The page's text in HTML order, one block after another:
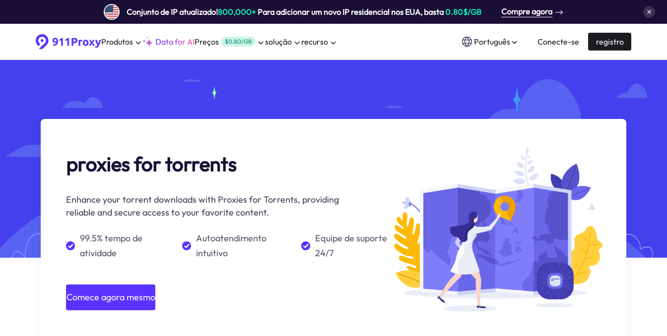
Conjunto de IP atualizado!800,000+ Para adicionar um novo IP residencial nos EUA, basta0.80$/GB Compre agora
Produtos Data for AIPreços $0.80/GB solução recurso Português Conecte-se registro
proxies for torrents
Enhance your torrent downloads with Proxies for Torrents, providing
reliable and secure access to your favorite content.
99.5% tempo de
atividade
Autoatendimento
intuitivo
Equipe de suporte
24/7
Comece agora mesmo